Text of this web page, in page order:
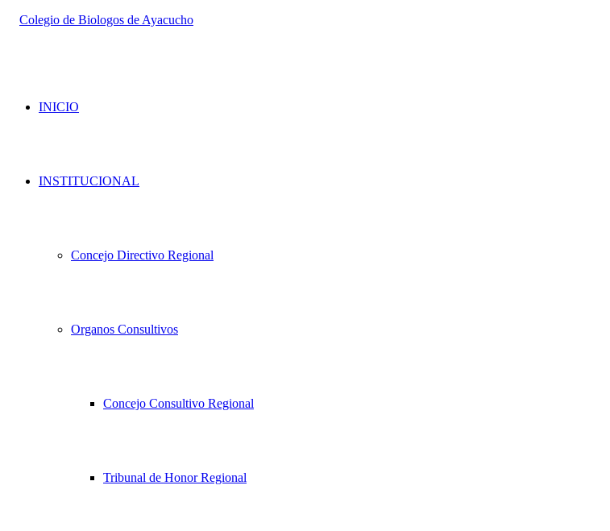
INICIO
INSTITUCIONAL
Concejo Directivo Regional
Organos Consultivos
Concejo Consultivo Regional
Tribunal de Honor Regional